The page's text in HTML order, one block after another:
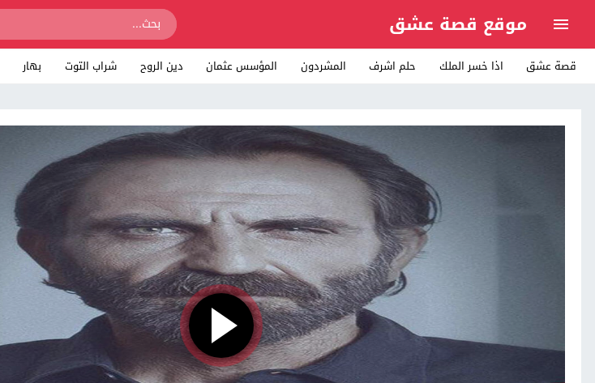
موقع قصة عشق
قصة عشق اذا خسر الملك حلم اشرف المشردون المؤسس عثمان دين الروح شراب التوت بهار